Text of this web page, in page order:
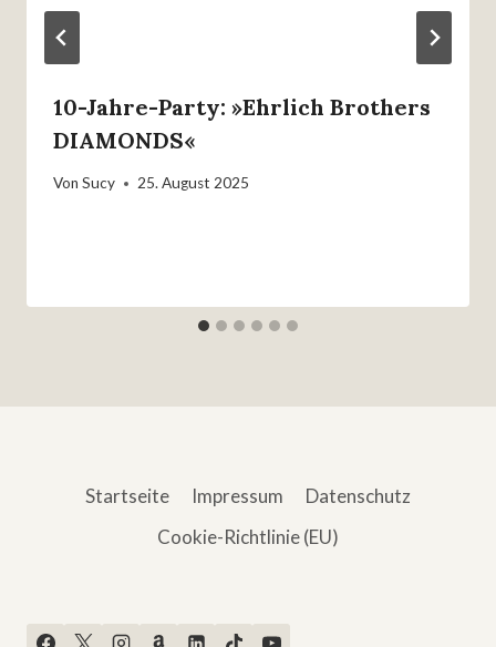
10-Jahre-Party: »Ehrlich Brothers
DIAMONDS«
Von Sucy 25. August 2025
Startseite Impressum
Datenschutz
Cookie-Richtlinie (EU)